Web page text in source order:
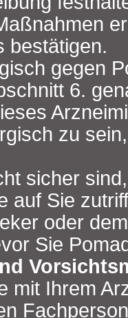
bestätigen.
gegen
6.
zu
sicher
auf Sie
oder
Sie
mit Ihrem